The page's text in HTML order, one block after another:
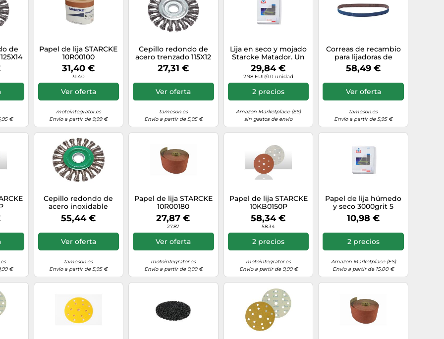
de
€
Papel de lija STARCKE
10R00100
31,40 €
31.40
Ver oferta
motointegrator.es
Envío a partir de 9,99 €
Cepillo redondo de
acero trenzado 115X12
mm Ubicación
Agujero 22,2 mm
27,31 €
Ver oferta
tameson.es
Envío a partir de 5,95 €
Lija en seco y mojado
Starcke Matador. Un
Peso 1 Pack de 10
unidades), grano 1000
29,84 €
2.98 EUR/1.0 unidad
2 precios
Amazon Marketplace (ES)
sin gastos de envío
Correas de recambio
para lijadoras de
banda P180 Paquete
de 10
58,49 €
Ver oferta
tameson.es
Envío a partir de 5,95 €
€
Cepillo redondo de
acero inoxidable
trenzado 115X12 mm
Ubicación Agujero
55,44 €
Ver oferta
tameson.es
Envío a partir de 5,95 €
Papel de lija STARCKE
10R00180
27,87 €
27.87
Ver oferta
motointegrator.es
Envío a partir de 9,99 €
Papel de lija STARCKE
10KB0150P
58,34 €
58.34
2 precios
motointegrator.es
Envío a partir de 9,99 €
Papel de lija húmedo
y seco 3000grit 5
hojas de 230 x 280
mm papel
calidad STARCKE
MATADOR
10,98 €
2 precios
Amazon Marketplace (ES)
Envío a partir de 15,00 €